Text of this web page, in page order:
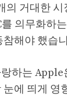
의 거대한
의무화하
참해야 했습
하는
에 띄게 영